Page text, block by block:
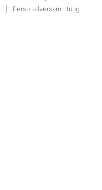
Personalversammlung